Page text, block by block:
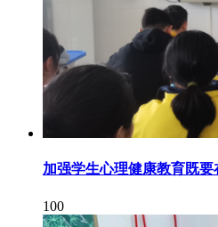
加强学生心理健康教育既要
100